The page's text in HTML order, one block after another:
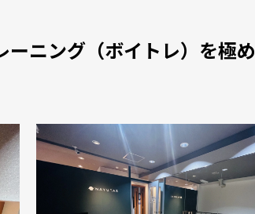
ニング（ボイトレ）を極め